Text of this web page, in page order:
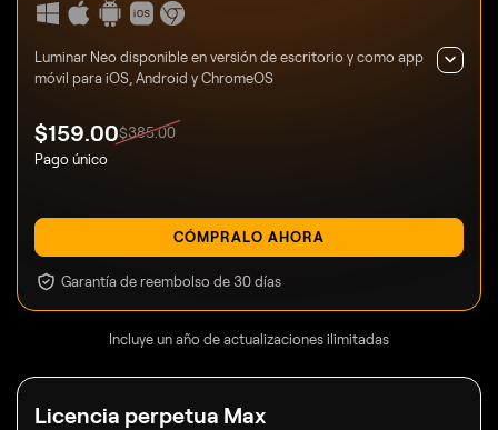
Luminar Neo disponible en versión de escritorio y como app
móvil para iOS, Android y ChromeOS
$159 .00$385.00
Pago único
CÓMPRALO AHORA
Garantía de reembolso de 30 días
Incluye un año de actualizaciones ilimitadas
Licencia perpetua Max